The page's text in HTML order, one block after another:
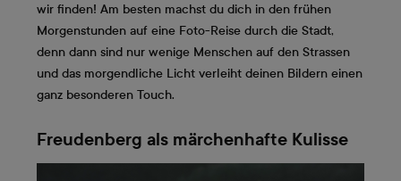
wir finden! Am besten machst du dich in den frühen
Morgenstunden auf eine Foto-Reise durch die Stadt,
denn dann sind nur wenige Menschen auf den Strassen
und das morgendliche Licht verleiht deinen Bildern einen
ganz besonderen Touch.
Freudenberg als märchenhafte Kulisse